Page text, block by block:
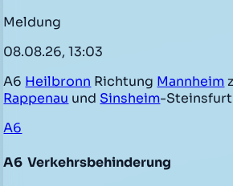
Meldung
08.08.26, 13:03
A6 Heilbronn Richtung Mannheim
Rappenau und Sinsheim-Steinsfurt
A6
A6 Verkehrsbehinderung